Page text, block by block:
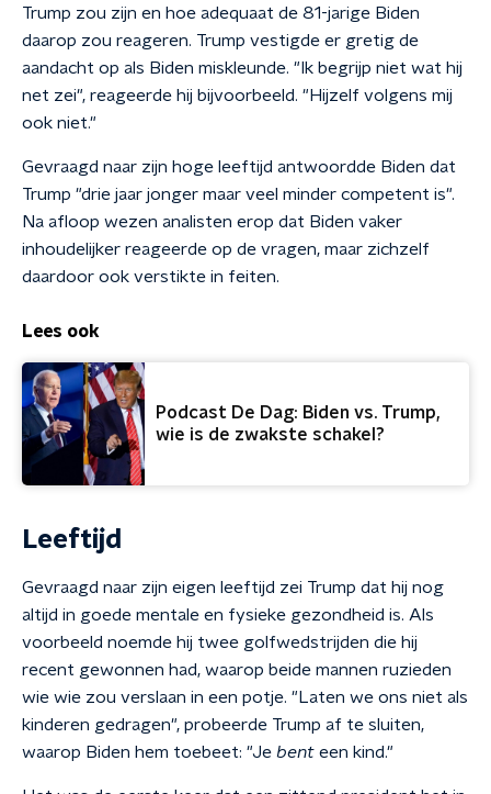
Trump zou zijn en hoe adequaat de 81-jarige Biden
daarop zou reageren. Trump vestigde er gretig de
aandacht op als Biden miskleunde. "Ik begrijp niet wat hij
net zei", reageerde hij bijvoorbeeld. "Hijzelf volgens mij
ook niet."
Gevraagd naar zijn hoge leeftijd antwoordde Biden dat
Trump "drie jaar jonger maar veel minder competent is".
Na afloop wezen analisten erop dat Biden vaker
inhoudelijker reageerde op de vragen, maar zichzelf
daardoor ook verstikte in feiten.
Lees ook
Podcast De Dag: Biden vs. Trump,
wie is de zwakste schakel?
Leeftijd
Gevraagd naar zijn eigen leeftijd zei Trump dat hij nog
altijd in goede mentale en fysieke gezondheid is. Als
voorbeeld noemde hij twee golfwedstrijden die hij
recent gewonnen had, waarop beide mannen ruzieden
wie wie zou verslaan in een potje. "Laten we ons niet als
kinderen gedragen", probeerde Trump af te sluiten,
waarop Biden hem toebeet: "Je bent een kind."